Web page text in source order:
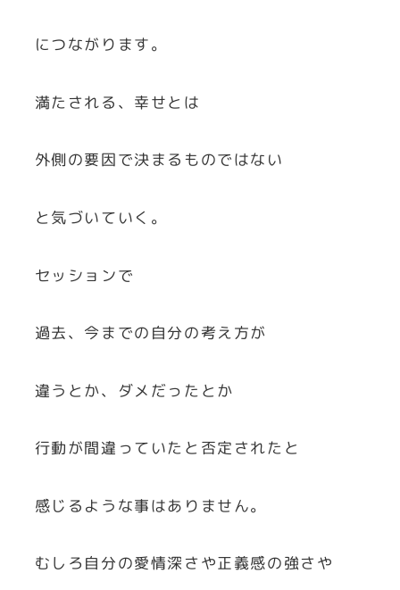
につながります。
満たされる、幸せとは
外側の要因で決まるものではない
と気づいていく。
セッションで
過去、今までの自分の考え方が
違うとか、ダメだったとか
行動が間違っていたと否定されたと
感じるような事はありません。
むしろ自分の愛情深さや正義感の強さや